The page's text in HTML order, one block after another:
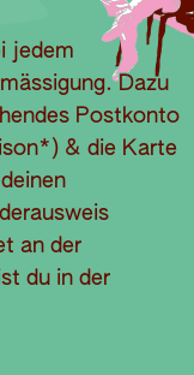
jedem
Dazu
Postkonto
& die Karte
an der
du in der